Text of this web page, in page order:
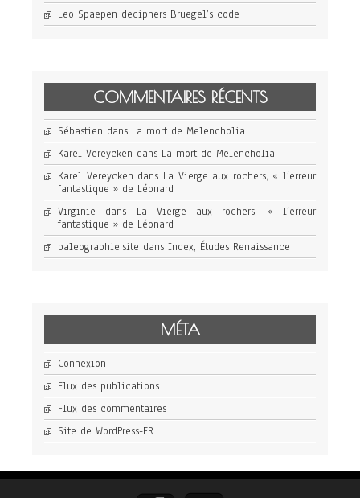
Leo Spaepen deciphers Bruegel’s code
COMMENTAIRES RÉCENTS
Sébastien dans La mort de Melencholia
Karel Vereycken dans La mort de Melencholia
Karel Vereycken dans La Vierge aux rochers, « l’erreur
fantastique » de Léonard
Virginie dans La Vierge aux rochers, « l’erreur
fantastique » de Léonard
paleographie.site dans Index, Études Renaissance
MÉTA
Connexion
Flux des publications
Flux des commentaires
Site de WordPress-FR